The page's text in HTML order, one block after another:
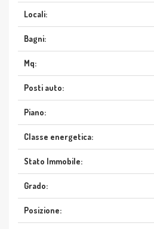
Locali:
Bagni:
Mq:
Posti auto:
Piano:
Classe energetica:
Stato Immobile:
Grado:
Posizione: